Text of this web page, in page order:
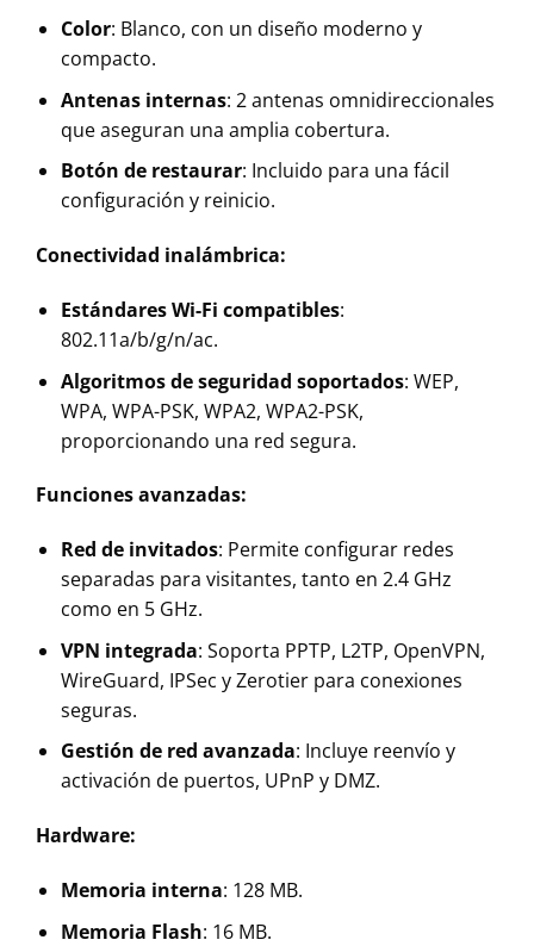
Color: Blanco, con un diseño moderno y
compacto.
Antenas internas: 2 antenas omnidireccionales
que aseguran una amplia cobertura.
Botón de restaurar: Incluido para una fácil
configuración y reinicio.
Conectividad inalámbrica:
Estándares Wi-Fi compatibles:
802.11a/b/g/n/ac.
Algoritmos de seguridad soportados: WEP,
WPA, WPA-PSK, WPA2, WPA2-PSK,
proporcionando una red segura.
Funciones avanzadas:
Red de invitados: Permite configurar redes
separadas para visitantes, tanto en 2.4 GHz
como en 5 GHz.
VPN integrada: Soporta PPTP, L2TP, OpenVPN,
WireGuard, IPSec y Zerotier para conexiones
seguras.
Gestión de red avanzada: Incluye reenvío y
activación de puertos, UPnP y DMZ.
Hardware:
Memoria interna: 128 MB.
Memoria Flash: 16 MB.